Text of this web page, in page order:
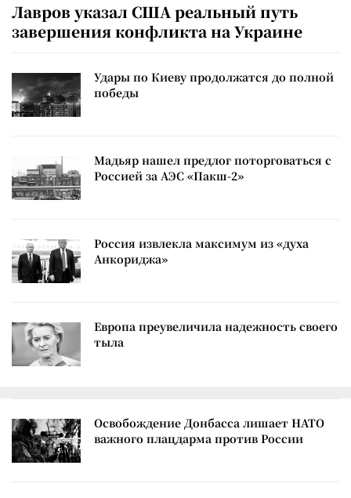
Лавров указал США реальный путь
завершения конфликта на Украине
Удары по Киеву продолжатся до полной
победы
Мадьяр нашел предлог поторговаться с
Россией за АЭС «Пакш-2»
Россия извлекла максимум из «духа
Анкориджа»
Европа преувеличила надежность своего
тыла
Освобождение Донбасса лишает НАТО
важного плацдарма против России